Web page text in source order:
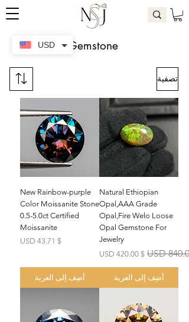
Gemstone
تصفية
Natural Ethiopian
Opal,AAA Grade
Opal,Fire Welo Loose
Opal Gemstone For
Jewelry
عادي
سعر البيع
$ 420.00 USD
أضِف إلى العربة
New Rainbow-purple
Color Moissanite Stone
0.5-5.0ct Certified
Moissanite
السعر
$ 43.71 USD
أضِف إلى العربة
USD